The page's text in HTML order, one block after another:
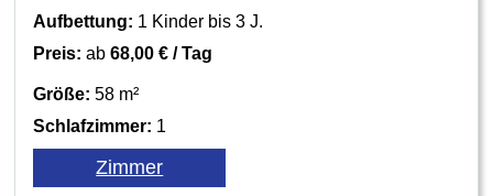
Aufbettung: 1 Kinder bis 3 J.
Preis: ab68,00 € / Tag
Größe: 58 m²
Schlafzimmer: 1